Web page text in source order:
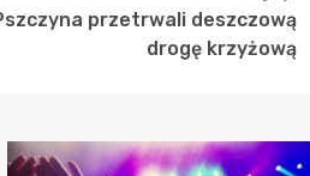
przetrwali deszczową
drogę krzyżową